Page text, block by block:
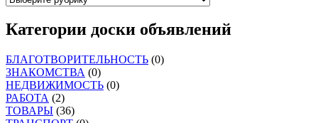
Категории доски объявлений
БЛАГОТВОРИТЕЛЬНОСТЬ (0)
ЗНАКОМСТВА (0)
НЕДВИЖИМОСТЬ (0)
РАБОТА (2)
ТОВАРЫ (36)